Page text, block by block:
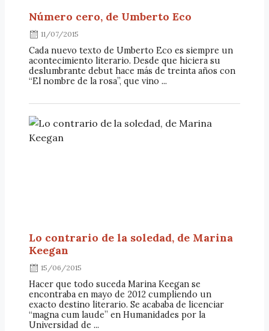
Número cero, de Umberto Eco
11/07/2015
Cada nuevo texto de Umberto Eco es siempre un
acontecimiento literario. Desde que hiciera su
deslumbrante debut hace más de treinta años con
“El nombre de la rosa”, que vino ...
Lo contrario de la soledad, de Marina
Keegan
15/06/2015
Hacer que todo suceda Marina Keegan se
encontraba en mayo de 2012 cumpliendo un
exacto destino literario. Se acababa de licenciar
“magna cum laude” en Humanidades por la
Universidad de ...